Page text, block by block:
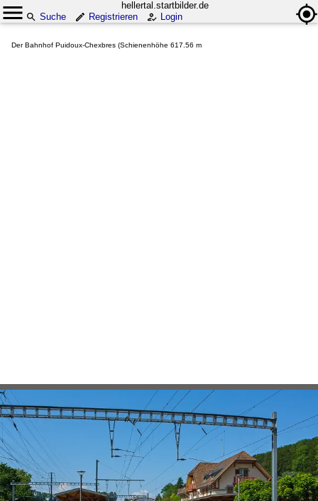
hellertal.startbilder.de
Suche
Registrieren Login
Der Bahnhof Puidoux-Chexbres (Schienenhöhe 617.56 m